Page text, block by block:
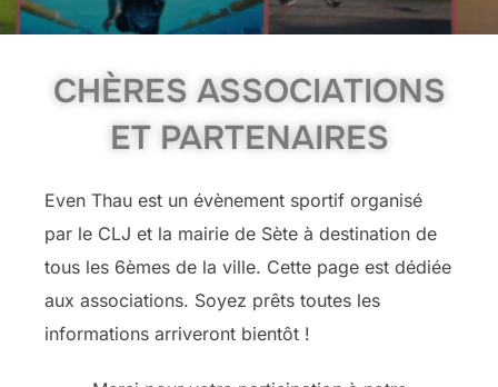
CHÈRES ASSOCIATIONS
ET PARTENAIRES
Even Thau est un évènement sportif organisé
par le CLJ et la mairie de Sète à destination de
tous les 6èmes de la ville. Cette page est dédiée
aux associations. Soyez prêts toutes les
informations arriveront bientôt !